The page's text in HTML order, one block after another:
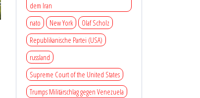
dem Iran
nato
New York
Olaf Scholz
Republikanische Partei (USA)
russland
Supreme Court of the United States
Trumps Militärschlag gegen Venezuela